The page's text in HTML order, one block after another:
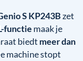
S KP243B zet
functie maak je
biedt meer dan
machine stopt